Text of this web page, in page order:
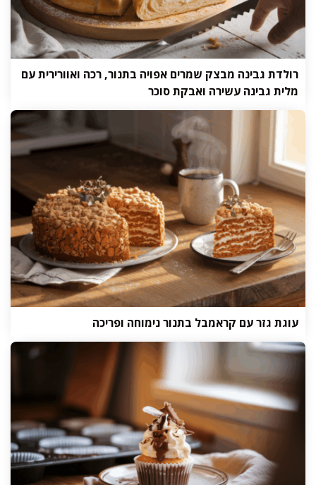
רולדת גבינה מבצק שמרים אפויה בתנור, רכה ואוורירית עם
מלית גבינה עשירה ואבקת סוכר
עוגת גזר עם קראמבל בתנור נימוחה ופריכה